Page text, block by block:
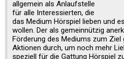
allgemein als Anlaufstelle
für alle Interessierten, die
das Medium Hörspiel lieben und
wollen. Der als gemeinnützig
Förderung des Mediums zum
Aktionen durch, um noch mehr
speziell für die Gattung Hörspiel